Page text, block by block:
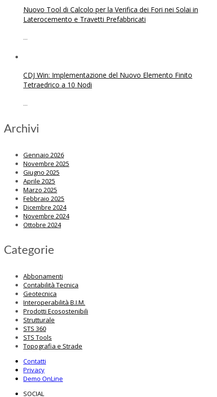
Nuovo Tool di Calcolo per la Verifica dei Fori nei Solai in
Laterocemento e Travetti Prefabbricati
...
CDJ Win: Implementazione del Nuovo Elemento Finito
Tetraedrico a 10 Nodi
...
Archivi
Gennaio 2026
Novembre 2025
Giugno 2025
Aprile 2025
Marzo 2025
Febbraio 2025
Dicembre 2024
Novembre 2024
Ottobre 2024
Categorie
Abbonamenti
Contabilità Tecnica
Geotecnica
Interoperabilità B.I.M.
Prodotti Ecosostenibili
Strutturale
STS 360
STS Tools
Topografia e Strade
Contatti
Privacy
Demo OnLine
SOCIAL